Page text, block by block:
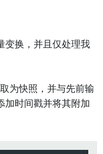
变换，并且仅处理我
为快照，并与先前输
加时间戳并将其附加